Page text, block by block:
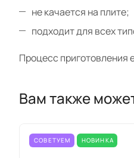
не качается на плите;
подходит для всех
Процесс приготовления
Вам также
СОВЕТУЕМ НОВИНКА